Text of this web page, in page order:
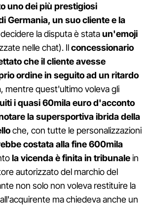
uno dei più prestigiosi
Germania, un suo cliente e la
decidere la disputa è stataun'emoji
nelle chat). Ilconcessionario
che il cliente avesse
ordine in seguito ad un ritardo
, mentre quest'ultimo voleva gli
i quasi 60mila euro d'acconto
la supersportiva ibrida della
che, con tutte le personalizzazioni
costata alla fine 600mila
la vicenda è finita in tribunalein
autorizzato del marchio del
non solo non voleva restituire la
ma chiedeva anche un